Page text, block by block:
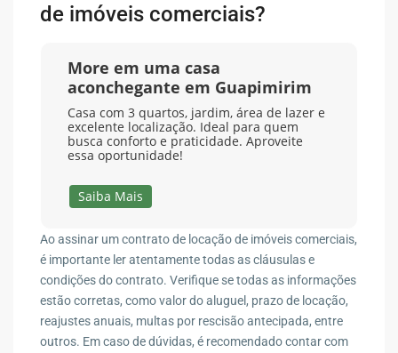
de imóveis comerciais?
More em uma casa
aconchegante em Guapimirim
Casa com 3 quartos, jardim, área de lazer e
excelente localização. Ideal para quem
busca conforto e praticidade. Aproveite
essa oportunidade!
Saiba Mais
Ao assinar um contrato de locação de imóveis comerciais,
é importante ler atentamente todas as cláusulas e
condições do contrato. Verifique se todas as informações
estão corretas, como valor do aluguel, prazo de locação,
reajustes anuais, multas por rescisão antecipada, entre
outros. Em caso de dúvidas, é recomendado contar com